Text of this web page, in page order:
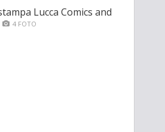
Lucca Comics and
4 FOTO